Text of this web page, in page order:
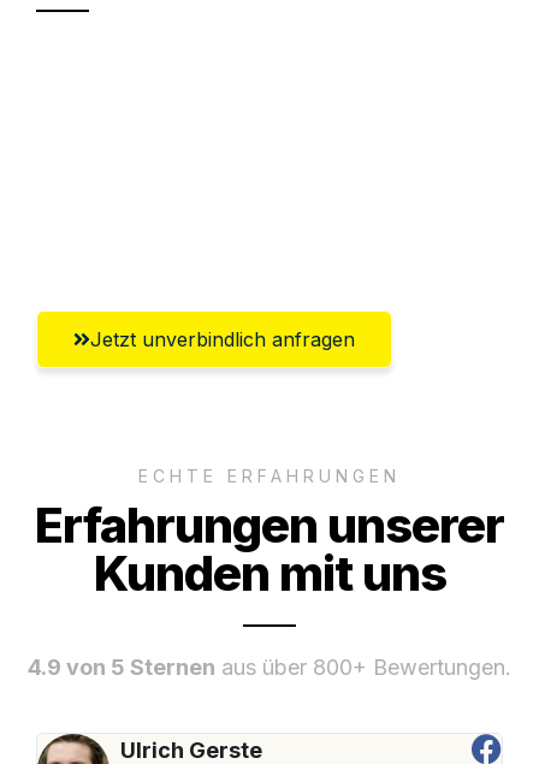
Jetzt unverbindlich anfragen
ECHTE ERFAHRUNGEN
Erfahrungen unserer
Kunden mit uns
4.9 von 5 Sternen aus über 800+ Bewertungen.
Ulrich Gerste